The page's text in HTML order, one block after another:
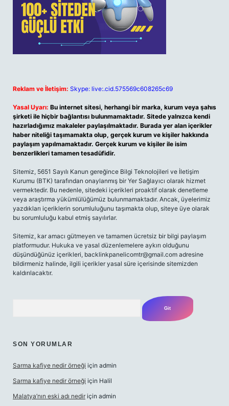
Reklam ve İletişim: Skype: live:.cid.575569c608265c69
Yasal Uyarı: Bu internet sitesi, herhangi bir marka, kurum veya şahıs
şirketi ile hiçbir bağlantısı bulunmamaktadır. Sitede yalnızca kendi
hazırladığımız makaleler paylaşılmaktadır. Burada yer alan içerikler
haber niteliği taşımamakta olup, gerçek kurum ve kişiler hakkında
paylaşım yapılmamaktadır. Gerçek kurum ve kişiler ile isim
benzerlikleri tamamen tesadüfidir.
Sitemiz, 5651 Sayılı Kanun gereğince Bilgi Teknolojileri ve İletişim
Kurumu (BTK) tarafından onaylanmış bir Yer Sağlayıcı olarak hizmet
vermektedir. Bu nedenle, sitedeki içerikleri proaktif olarak denetleme
veya araştırma yükümlülüğümüz bulunmamaktadır. Ancak, üyelerimiz
yazdıkları içeriklerin sorumluluğunu taşımakta olup, siteye üye olarak
bu sorumluluğu kabul etmiş sayılırlar.
Sitemiz, kar amacı gütmeyen ve tamamen ücretsiz bir bilgi paylaşım
platformudur. Hukuka ve yasal düzenlemelere aykırı olduğunu
düşündüğünüz içerikleri, backlinkpanelicomtr@gmail.com adresine
bildirmeniz halinde, ilgili içerikler yasal süre içerisinde sitemizden
kaldırılacaktır.
SON YORUMLAR
Sarma kafiye nedir örneği için admin
Sarma kafiye nedir örneği için Halil
Malatya’nın eski adı nedir için admin